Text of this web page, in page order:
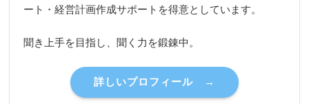
ート・経営計画作成サポートを得意としています。
聞き上手を目指し、聞く力を鍛錬中。
詳しいプロフィール →